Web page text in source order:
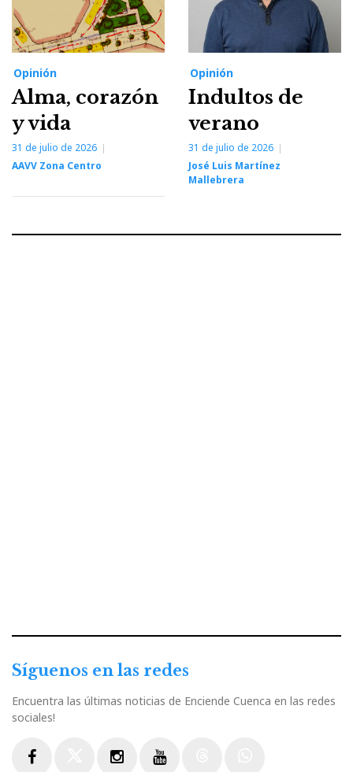
Opinión
Alma, corazón
y vida
31 de julio de 2026
AAVV Zona Centro
Opinión
Indultos de
verano
31 de julio de 2026
José Luis Martínez
Mallebrera
Síguenos en las redes
Encuentra las últimas noticias de Enciende Cuenca en las redes
sociales!